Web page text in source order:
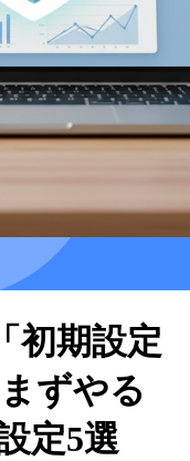
初期設定
ずやる
定5選